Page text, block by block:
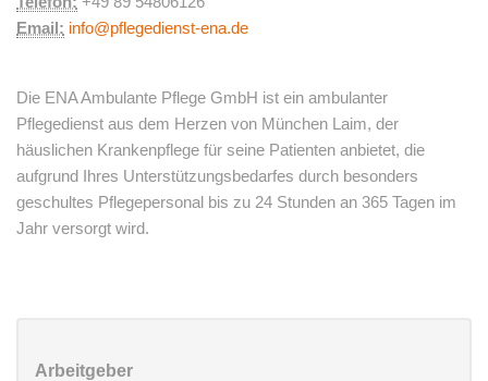
Email: info@pflegedienst-ena.de
Die ENA Ambulante Pflege GmbH ist ein ambulanter
Pflegedienst aus dem Herzen von München Laim, der
häuslichen Krankenpflege für seine Patienten anbietet, die
aufgrund Ihres Unterstützungsbedarfes durch besonders
geschultes Pflegepersonal bis zu 24 Stunden an 365 Tagen im
Jahr versorgt wird.
Arbeitgeber